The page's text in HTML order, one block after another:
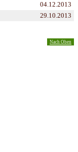
04.12.2013
29.10.2013
Nach Oben